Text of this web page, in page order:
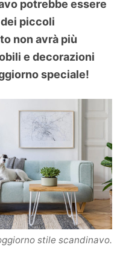
potrebbe essere
piccoli
non avrà più
e decorazioni
speciale!
stile scandinavo.